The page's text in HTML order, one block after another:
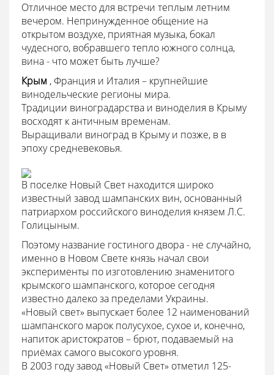
Отличное место для встречи теплым летним
вечером. Непринужденное общение на
открытом воздухе, приятная музыка, бокал
чудесного, вобравшего тепло южного солнца,
вина - что может быть лучше?
Крым , Франция и Италия – крупнейшие
винодельческие регионы мира.
Традиции виноградарства и виноделия в Крыму
восходят к античным временам.
Выращивали виноград в Крыму и позже, в в
эпоху средневековья.
В поселке Новый Свет находится широко
известный завод шампанских вин, основанный
патриархом российского виноделия князем Л.С.
Голицыным.
Поэтому название гостиного двора - не случайно,
именно в Новом Свете князь начал свои
эксперименты по изготовлению знаменитого
крымского шампанского, которое сегодня
известно далеко за пределами Украины.
«Новый свет» выпускает более 12 наименований
шампанского марок полусухое, сухое и, конечно,
напиток аристократов – брют, подаваемый на
приёмах самого высокого уровня.
В 2003 году завод «Новый Свет» отметил 125-